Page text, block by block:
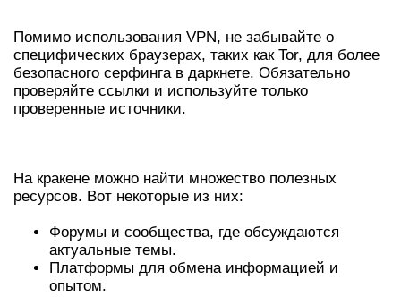
Помимо использования VPN, не забывайте о
специфических браузерах, таких как Tor, для более
безопасного серфинга в даркнете. Обязательно
проверяйте ссылки и используйте только
проверенные источники.
На кракене можно найти множество полезных
ресурсов. Вот некоторые из них:
Форумы и сообщества, где обсуждаются
актуальные темы.
Платформы для обмена информацией и
опытом.